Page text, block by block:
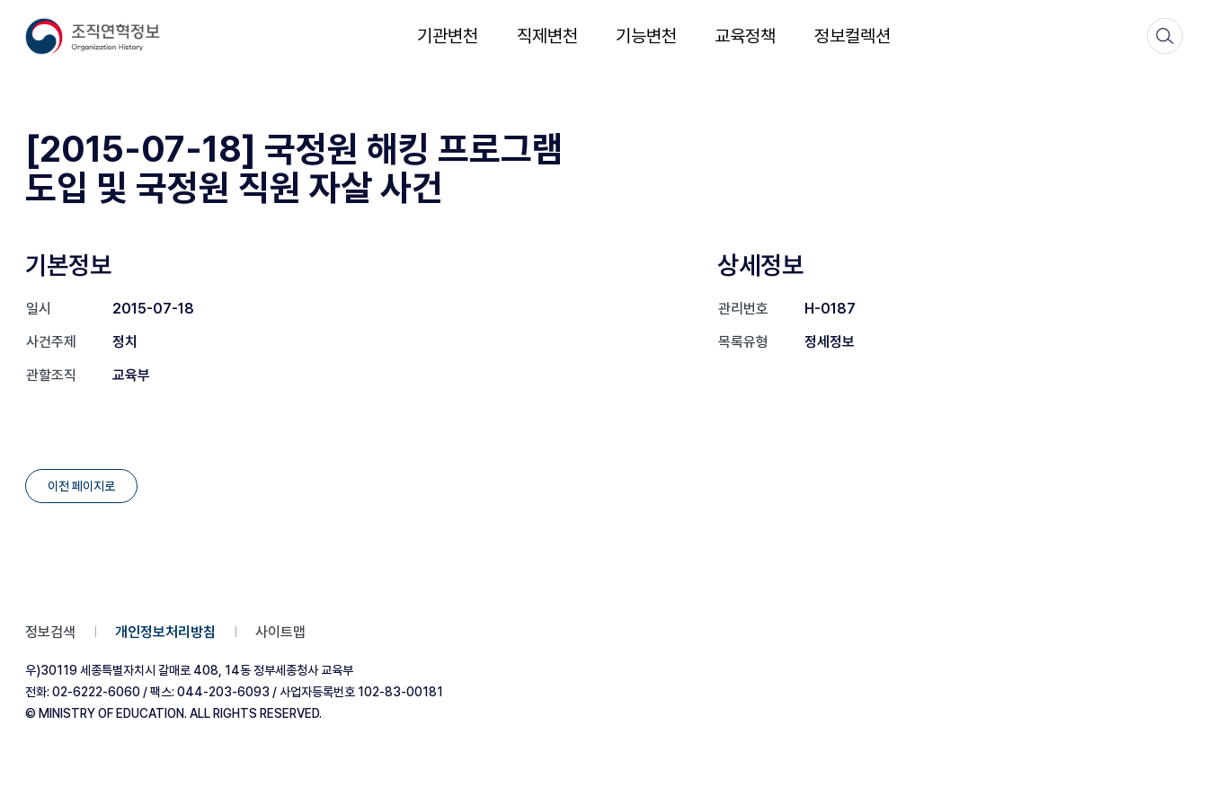
기관변천 직제변천 기능변천 교육정책 정보컬렉션
[2015-07-18] 국정원 해킹 프로그램
도입 및 국정원 직원 자살 사건
기본정보
일시
2015-07-18
사건주제
정치
관할조직
교육부
상세정보
관리번호
H-0187
목록유형
정세정보
이전 페이지로
정보검색 개인정보처리방침 사이트맵
우)30119 세종특별자치시 갈매로 408, 14동 정부세종청사 교육부
전화: 02-6222-6060 / 팩스: 044-203-6093 / 사업자등록번호 102-83-00181
© MINISTRY OF EDUCATION. ALL RIGHTS RESERVED.